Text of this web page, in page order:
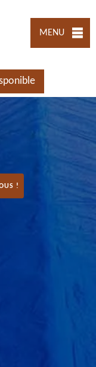
MENU
!